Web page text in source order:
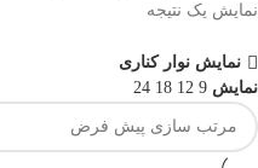
نمایش یک نتیجه
نمایش نوار کناری
نمایش 9
12
18
24